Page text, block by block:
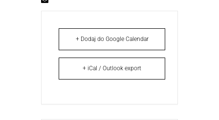
+ Dodaj do Google Calendar
+ iCal / Outlook export